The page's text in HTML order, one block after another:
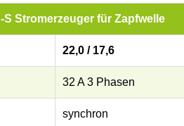
S Stromerzeuger für Zapfwelle
22,0 / 17,6
32 A 3 Phasen
synchron